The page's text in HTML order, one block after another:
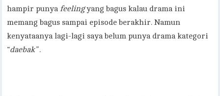
hampir punya feelingyang bagus kalau drama ini
memang bagus sampai episode berakhir. Namun
kenyataanya lagi-lagi saya belum punya drama kategori
“daebak”.